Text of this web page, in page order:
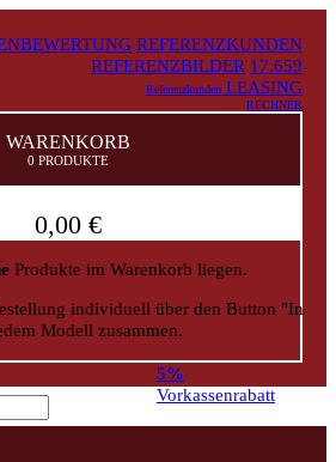
REFERENZKUNDEN
REFERENZBILDER 17.659
Referenzkunden LEASING
RECHNER
WARENKORB
0 PRODUKTE
0,00 €
Produkte im Warenkorb liegen.
individuell über den Button "In
Modell zusammen.
5%
Vorkassenrabatt